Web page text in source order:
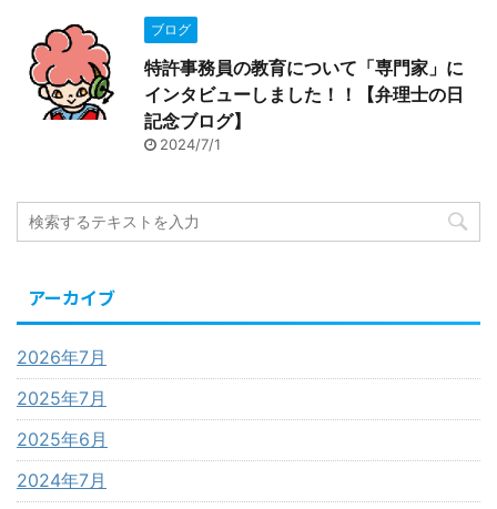
ブログ
特許事務員の教育について「専門家」に
インタビューしました！！【弁理士の日
記念ブログ】
2024/7/1
アーカイブ
2026年7月
2025年7月
2025年6月
2024年7月